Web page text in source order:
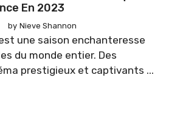
En 2023
by Nieve Shannon
une saison enchanteresse
du monde entier. Des
prestigieux et captivants ...